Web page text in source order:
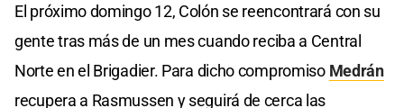
El próximo domingo 12, Colón se reencontrará con su
gente tras más de un mes cuando reciba a Central
Norte en el Brigadier. Para dicho compromiso Medrán
recupera a Rasmussen y seguirá de cerca las